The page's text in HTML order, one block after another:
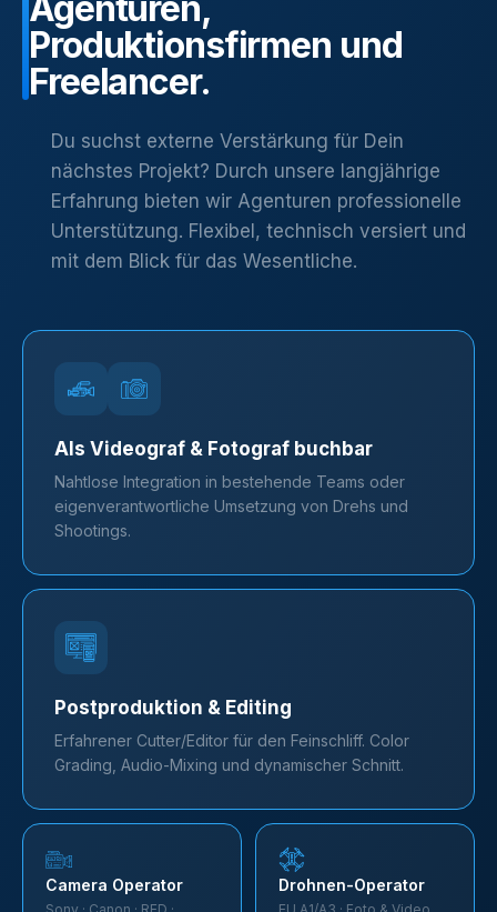
Produktionsfirmen und
Freelancer.
Du suchst externe Verstärkung für Dein
nächstes Projekt? Durch unsere langjährige
Erfahrung bieten wir Agenturen professionelle
Unterstützung. Flexibel, technisch versiert und
mit dem Blick für das Wesentliche.
Als Videograf & Fotograf buchbar
Nahtlose Integration in bestehende Teams oder
eigenverantwortliche Umsetzung von Drehs und
Shootings.
Postproduktion & Editing
Erfahrener Cutter/Editor für den Feinschliff. Color
Grading, Audio-Mixing und dynamischer Schnitt.
Camera Operator Drohnen-Operator